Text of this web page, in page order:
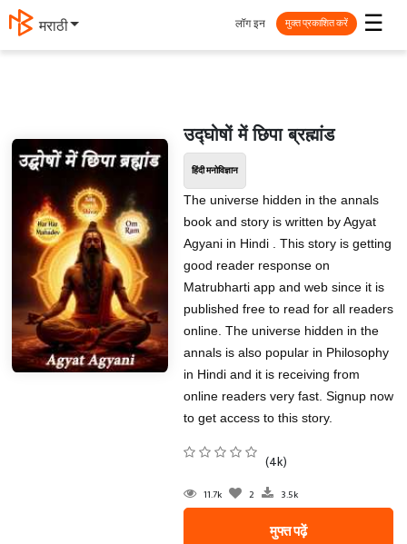
मराठी ☰
लॉग इन मुक्त प्रकाशित करें
उद्घोषों में छिपा ब्रह्मांड
हिंदी मनोविज्ञान
The universe hidden in the annals
book and story is written by Agyat
Agyani in Hindi . This story is getting
good reader response on
Matrubharti app and web since it is
published free to read for all readers
online. The universe hidden in the
annals is also popular in Philosophy
in Hindi and it is receiving from
online readers very fast. Signup now
to get access to this story.
(4k)
11.7k 2 3.5k
मुफ्त पढ़ें